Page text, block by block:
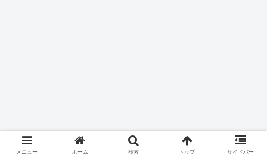
メニュー ホーム 検索 トップ サイドバー